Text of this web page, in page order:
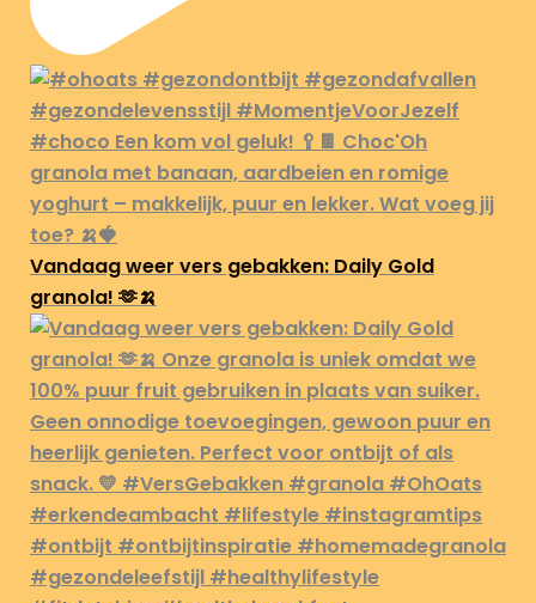
Vandaag weer vers gebakken: Daily Gold
granola! 🫶🍌